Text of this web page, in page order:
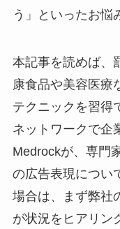
う」といったお悩
本記事を読めば、
康食品や美容医療
テクニックを習得
ネットワークで企
Medrockが、専門
の広告表現につい
場合は、まず弊社
が状況をヒアリン